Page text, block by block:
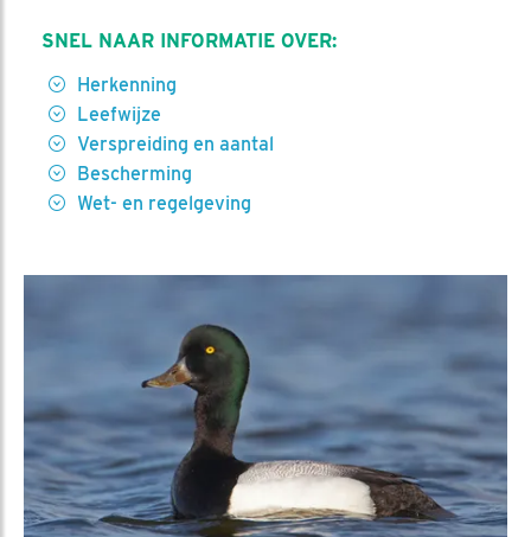
SNEL NAAR INFORMATIE OVER:
Herkenning
Leefwijze
Verspreiding en aantal
Bescherming
Wet- en regelgeving